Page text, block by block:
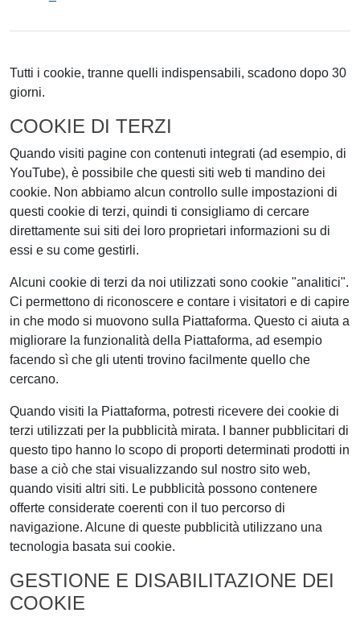
Tutti i cookie, tranne quelli indispensabili, scadono dopo 30
giorni.
COOKIE DI TERZI
Quando visiti pagine con contenuti integrati (ad esempio, di
YouTube), è possibile che questi siti web ti mandino dei
cookie. Non abbiamo alcun controllo sulle impostazioni di
questi cookie di terzi, quindi ti consigliamo di cercare
direttamente sui siti dei loro proprietari informazioni su di
essi e su come gestirli.
Alcuni cookie di terzi da noi utilizzati sono cookie "analitici".
Ci permettono di riconoscere e contare i visitatori e di capire
in che modo si muovono sulla Piattaforma. Questo ci aiuta a
migliorare la funzionalità della Piattaforma, ad esempio
facendo sì che gli utenti trovino facilmente quello che
cercano.
Quando visiti la Piattaforma, potresti ricevere dei cookie di
terzi utilizzati per la pubblicità mirata. I banner pubblicitari di
questo tipo hanno lo scopo di proporti determinati prodotti in
base a ciò che stai visualizzando sul nostro sito web,
quando visiti altri siti. Le pubblicità possono contenere
offerte considerate coerenti con il tuo percorso di
navigazione. Alcune di queste pubblicità utilizzano una
tecnologia basata sui cookie.
GESTIONE E DISABILITAZIONE DEI
COOKIE